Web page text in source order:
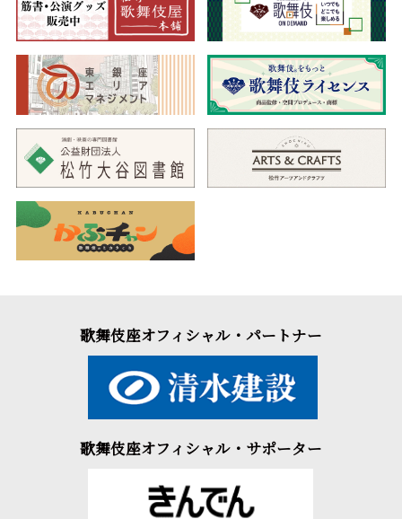
歌舞伎座オフィシャル・パートナー
歌舞伎座オフィシャル・サポーター